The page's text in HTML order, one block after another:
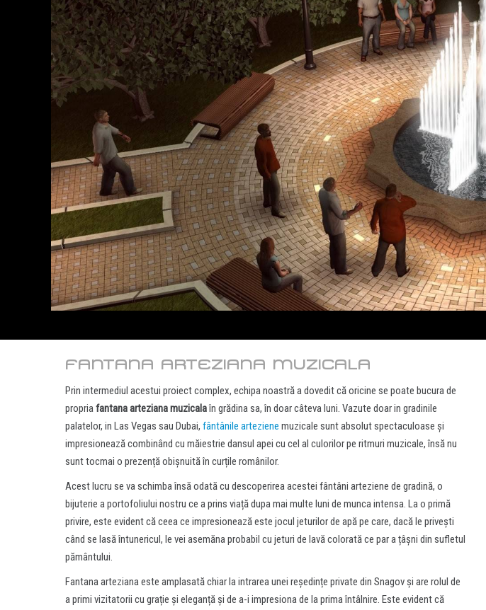
FANTANA ARTEZIANA MUZICALA
Prin intermediul acestui proiect complex, echipa noastră a dovedit că oricine se poate bucura de
propriafantana arteziana muzicalaîn grădina sa, în doar câteva luni. Vazute doar in gradinile
palatelor, in Las Vegas sau Dubai, fântânile arteziene muzicale sunt absolut spectaculoase și
impresionează combinând cu măiestrie dansul apei cu cel al culorilor pe ritmuri muzicale, însă nu
sunt tocmai o prezență obișnuită în curțile românilor.
Acest lucru se va schimba însă odată cu descoperirea acestei fântâni arteziene de gradină, o
bijuterie a portofoliului nostru ce a prins viață dupa mai multe luni de munca intensa. La o primă
privire, este evident că ceea ce impresionează este jocul jeturilor de apă pe care, dacă le privești
când se lasă întunericul, le vei asemăna probabil cu jeturi de lavă colorată ce par a țâșni din sufletul
pământului.
Fantana arteziana este amplasată chiar la intrarea unei reședințe private din Snagov și are rolul de
a primi vizitatorii cu grație și eleganță și de a-i impresiona de la prima întâlnire. Este evident că